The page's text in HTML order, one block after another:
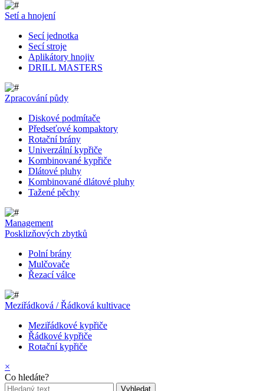
Setí a hnojení
Secí jednotka
Secí stroje
Aplikátory hnojiv
DRILL MASTERS
Zpracování půdy
Diskové podmítače
Předseťové kompaktory
Rotační brány
Univerzální kypřiče
Kombinované kypřiče
Dlátové pluhy
Kombinované dlátové pluhy
Tažené pěchy
Management
Posklizňových zbytků
Polní brány
Mulčovače
Řezací válce
Meziřádková / Řádková kultivace
Meziřádkové kypřiče
Řádkové kypřiče
Rotační kypřiče
×
Co hledáte?